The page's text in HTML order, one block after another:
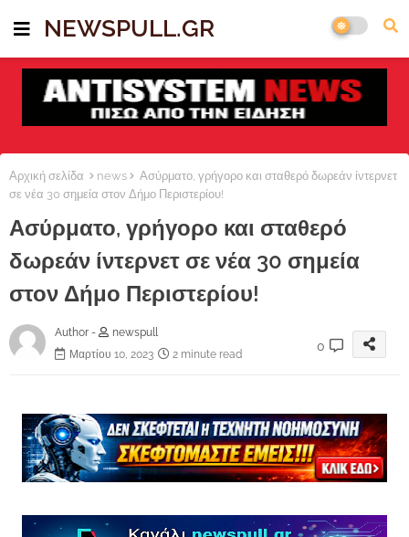
NEWSPULL.GR
Αρχική σελίδα news
Ασύρματο, γρήγορο και σταθερό δωρεάν ίντερνετ
σε νέα 30 σημεία στον Δήμο Περιστερίου!
Ασύρματο, γρήγορο και σταθερό
δωρεάν ίντερνετ σε νέα 30 σημεία
στον Δήμο Περιστερίου!
Author -
newspull
Μαρτίου 10, 2023
2 minute read
0